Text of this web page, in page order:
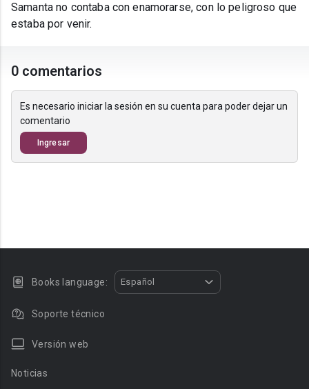
Samanta no contaba con enamorarse, con lo peligroso que
estaba por venir.
0 comentarios
Es necesario iniciar la sesión en su cuenta para poder dejar un
comentario
Ingresar
Books language: Español
Soporte técnico
Versión web
Noticias